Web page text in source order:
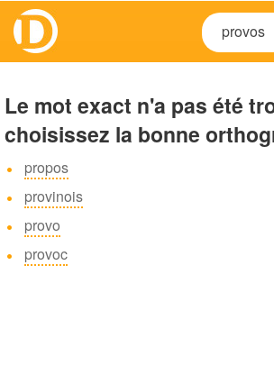
Le mot exact n'a pas été
choisissez la bonne
propos
provinois
provo
provoc